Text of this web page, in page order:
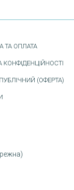
ТА ОПЛАТА
КОНФІДЕНЦІЙНОСТІ
(ОФЕРТА)